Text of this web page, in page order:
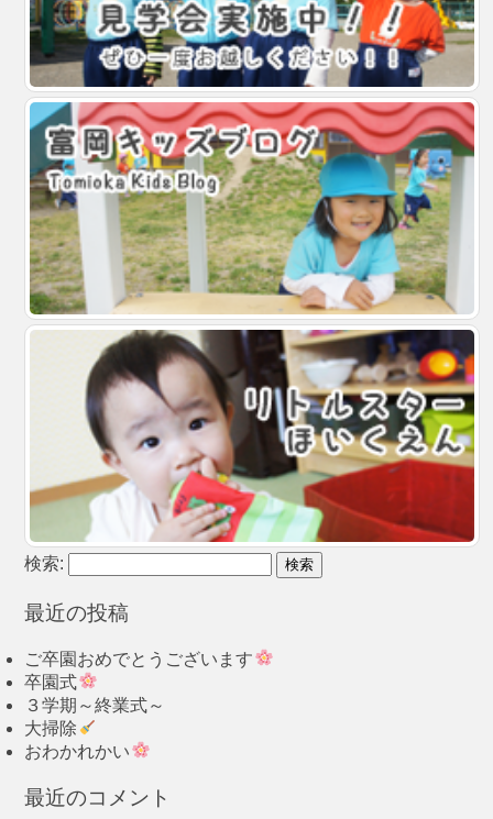
検索:
最近の投稿
ご卒園おめでとうございます
卒園式
３学期～終業式～
大掃除
おわかれかい
最近のコメント